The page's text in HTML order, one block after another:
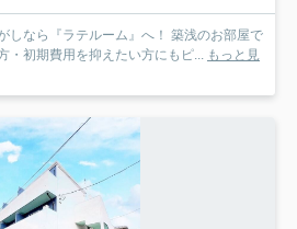
しなら『ラテルーム』へ！ 築浅のお部屋で
・初期費用を抑えたい方にもピ... もっと見